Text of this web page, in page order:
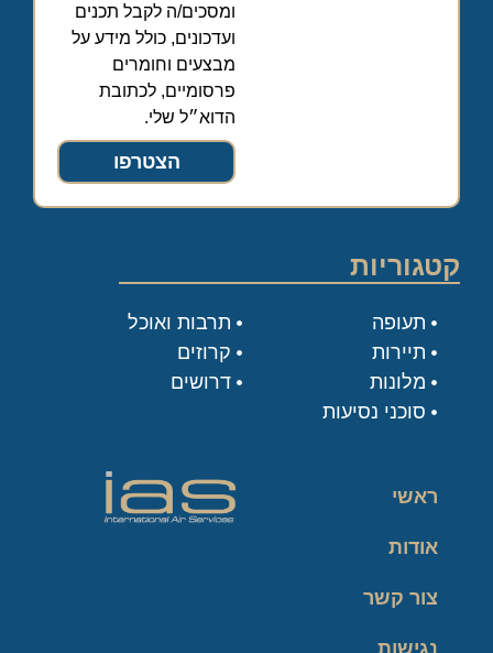
ומסכים/ה לקבל תכנים
ועדכונים, כולל מידע על
מבצעים וחומרים
פרסומיים, לכתובת
הדוא״ל שלי.
הצטרפו
קטגוריות
תעופה
תיירות
מלונות
סוכני נסיעות
תרבות ואוכל
קרוזים
דרושים
ראשי
אודות
צור קשר
נגישות